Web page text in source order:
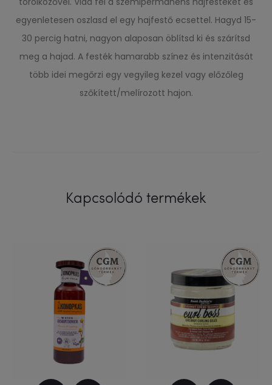
egyenletesen oszlasd el egy hajfestő ecsettel. Hagyd 15-
30 percig hatni, nagyon alaposan öblítsd ki és szárítsd
meg a hajad. A festék hamarabb színez és intenzitását
több idei megőrzi egy vegyileg kezel vagy előzőleg
szőkített/melírozott hajon.
Kapcsolódó termékek